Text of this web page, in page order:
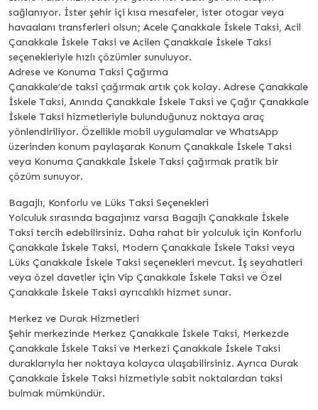
sağlanıyor. İster şehir içi kısa mesafeler, ister otogar veya
havaalanı transferleri olsun; Acele Çanakkale İskele Taksi, Acil
Çanakkale İskele Taksi ve Acilen Çanakkale İskele Taksi
seçenekleriyle hızlı çözümler sunuluyor.
Adrese ve Konuma Taksi Çağırma
Çanakkale’de taksi çağırmak artık çok kolay. Adrese Çanakkale
İskele Taksi, Anında Çanakkale İskele Taksi ve Çağır Çanakkale
İskele Taksi hizmetleriyle bulunduğunuz noktaya araç
yönlendiriliyor. Özellikle mobil uygulamalar ve WhatsApp
üzerinden konum paylaşarak Konum Çanakkale İskele Taksi
veya Konuma Çanakkale İskele Taksi çağırmak pratik bir
çözüm sunuyor.
Bagajlı, Konforlu ve Lüks Taksi Seçenekleri
Yolculuk sırasında bagajınız varsa Bagajlı Çanakkale İskele
Taksi tercih edebilirsiniz. Daha rahat bir yolculuk için Konforlu
Çanakkale İskele Taksi, Modern Çanakkale İskele Taksi veya
Lüks Çanakkale İskele Taksi seçenekleri mevcut. İş seyahatleri
veya özel davetler için Vip Çanakkale İskele Taksi ve Özel
Çanakkale İskele Taksi ayrıcalıklı hizmet sunar.
Merkez ve Durak Hizmetleri
Şehir merkezinde Merkez Çanakkale İskele Taksi, Merkezde
Çanakkale İskele Taksi ve Merkezi Çanakkale İskele Taksi
duraklarıyla her noktaya kolayca ulaşabilirsiniz. Ayrıca Durak
Çanakkale İskele Taksi hizmetiyle sabit noktalardan taksi
bulmak mümkündür.